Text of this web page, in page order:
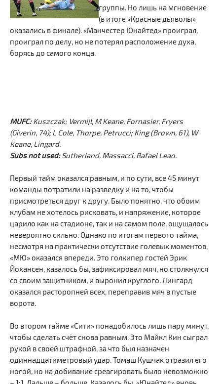
группы. Но лишь на мгновение
(в итоге «Красные дьяволы»
оказались в финале). «Манчестер Юнайтед» проиграл,
проиграл по делу, но не потерял расположение духа,
борясь до самого конца.
MUFC:Kuszczak; Vermijl, M Keane, Fornasier, Fryers
(Giverin, 74); L Cole, Thorpe, Petrucci; King (Brown, 61), W
Keane, Lingard.
Subs not used:Sutherland, Massacci, Rafael Leao.
Первый тайм оказался равным, и по сути, все 45 минут
команды потратили на разведку и на то, чтобы
присмотреться друг к другу. Было понятно, что обоим
клубам не хотелось рисковать, и напряжение, которое
царило как на стадионе, так и на самом поле, ощущалось
невероятно сильно. Однако по итогам первого тайма,
несмотря на практически отсутствие голевых моментов,
«МЮ» оказался впереди. Это голкипер гостей Эрик
Йохансен, казалось бы, зафиксировал мяч, но столкнулся
со своим защитником, и выронил круглого. Лингард
оказался расторопней всех, переправив мяч в пустые
ворота.
Во втором тайме «Сити» понадобилось лишь пару минут,
чтобы сделать счёт снова равным. Это Майкл Кин сыграл
рукой в своей штрафной, за что был назначен
одиннадцатиметровый удар. Томаш Кушчак отразил его
ногой, но на добивание среагировать было невозможно